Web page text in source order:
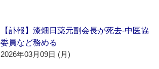
【訃報】漆畑日薬元副会長が死去‐中医協
委員など務める
2026年03月09日 (月)